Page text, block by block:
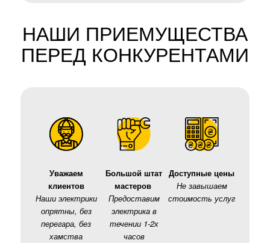
НАШИ ПРИЕМУЩЕСТВА
ПЕРЕД КОНКУРЕНТАМИ
Уважаем
клиентов
Наши электрики
опрятны, без
перегара, без
хамства
Большой штат
мастеров
Предоставим
электрика в
течении 1-2х
часов
Доступные цены
Не завышаем
стоимость услуг